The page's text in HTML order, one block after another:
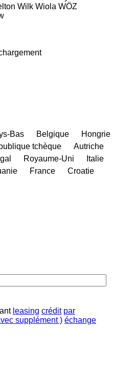
Wilk Wiola WÖZ
Bas Belgique
Hongrie
tchèque
Autriche
Royaume-Uni
Italie
France
Croatie
leasing crédit par
supplément ) échange